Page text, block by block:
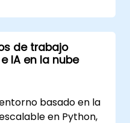
un entorno
con herramientas
de trabajo
IA en la nube
basado en la
en Python,